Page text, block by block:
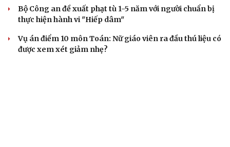
Bộ Công an đề xuất phạt tù 1-5 năm với người chuẩn bị
thực hiện hành vi "Hiếp dâm"
Vụ án điểm 10 môn Toán: Nữ giáo viên ra đầu thú liệu có
được xem xét giảm nhẹ?